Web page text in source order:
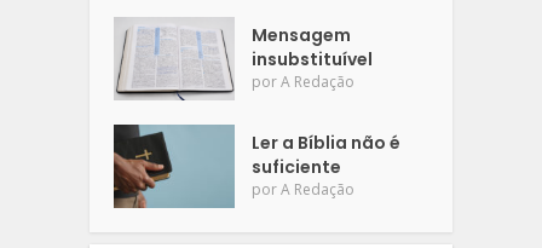
Mensagem
insubstituível
porA Redação
Ler a Bíblia não é
suficiente
porA Redação